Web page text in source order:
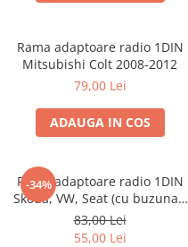
Rama adaptoare radio 1DIN
Mitsubishi Colt 2008-2012
79,00 Lei
ADAUGA IN COS
-34%
Rama adaptoare radio 1DIN
Skoda, VW, Seat (cu buzunar)
40.145
83,00 Lei
55,00 Lei